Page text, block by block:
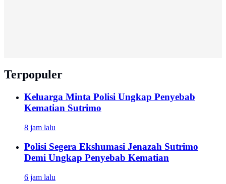
Terpopuler
Keluarga Minta Polisi Ungkap Penyebab
Kematian Sutrimo
8 jam lalu
Polisi Segera Ekshumasi Jenazah Sutrimo
Demi Ungkap Penyebab Kematian
6 jam lalu